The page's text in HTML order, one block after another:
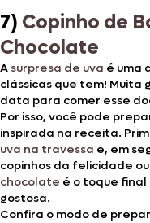
7) Copinho de
Chocolate
A surpresa de uva é uma
clássicas que tem!
data para comer esse
Por isso, você pode
inspirada na receita.
uva na travessa e, em
copinhos da felicidade
chocolate é o toque
gostosa.
Confira o modo de